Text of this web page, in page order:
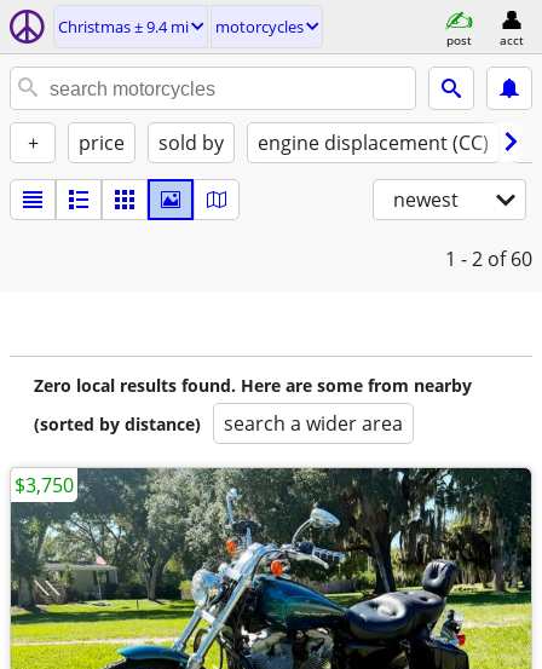
Christmas ± 9.4 mi motorcycles
post acct
+ price sold by engine displacement (CC)
newest
1 - 2 of 60
Zero local results found. Here are some from nearby
(sorted by distance)
search a wider area
$3,750